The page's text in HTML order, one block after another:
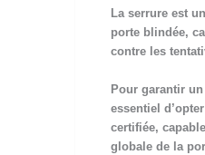
La serrure est
porte blindée,
contre les
Pour garantir
essentiel
certifiée,
globale de la